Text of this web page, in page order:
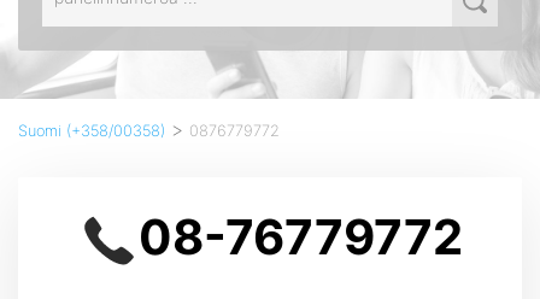
Suomi (+358/00358) > 0876779772
08-76779772